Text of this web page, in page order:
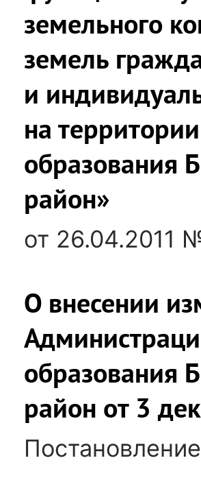
земельного
земель
и
на
образования
район»
от 26.04.2011
О внесении
образования
район от 3